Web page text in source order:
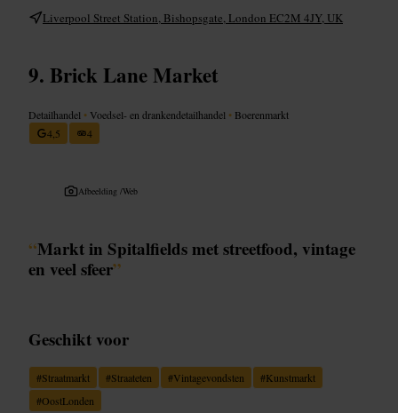
Liverpool Street Station, Bishopsgate, London EC2M 4JY, UK
Brick Lane Market
Detailhandel • Voedsel- en drankendetailhandel • Boerenmarkt
4,5
4
Afbeelding /Web
“Markt in Spitalfields met streetfood, vintage
en veel sfeer”
Geschikt voor
#Straatmarkt #Straateten #Vintagevondsten #Kunstmarkt
#OostLonden